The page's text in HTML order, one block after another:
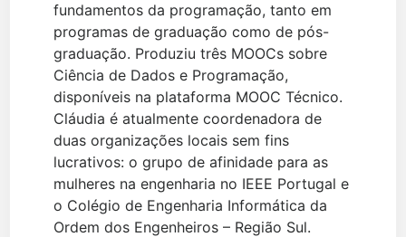
fundamentos da programação, tanto em
programas de graduação como de pós-
graduação. Produziu três MOOCs sobre
Ciência de Dados e Programação,
disponíveis na plataforma MOOC Técnico.
Cláudia é atualmente coordenadora de
duas organizações locais sem fins
lucrativos: o grupo de afinidade para as
mulheres na engenharia no IEEE Portugal e
o Colégio de Engenharia Informática da
Ordem dos Engenheiros – Região Sul.